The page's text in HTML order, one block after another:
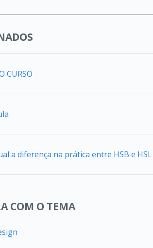
CURSO
a diferença na prática entre HSB e
COM O TEMA